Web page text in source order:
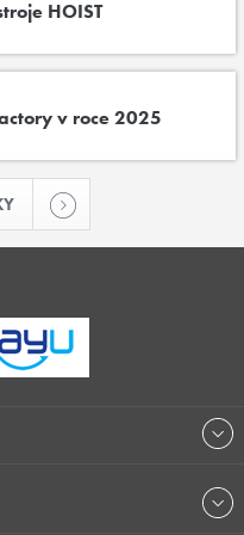
HOIST
v roce 2025